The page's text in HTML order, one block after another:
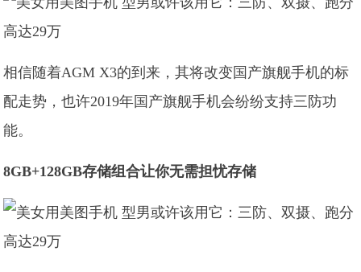
相信随着AGM X3的到来，其将改变国产旗舰手机的标
配走势，也许2019年国产旗舰手机会纷纷支持三防功
能。
8GB+128GB存储组合让你无需担忧存储